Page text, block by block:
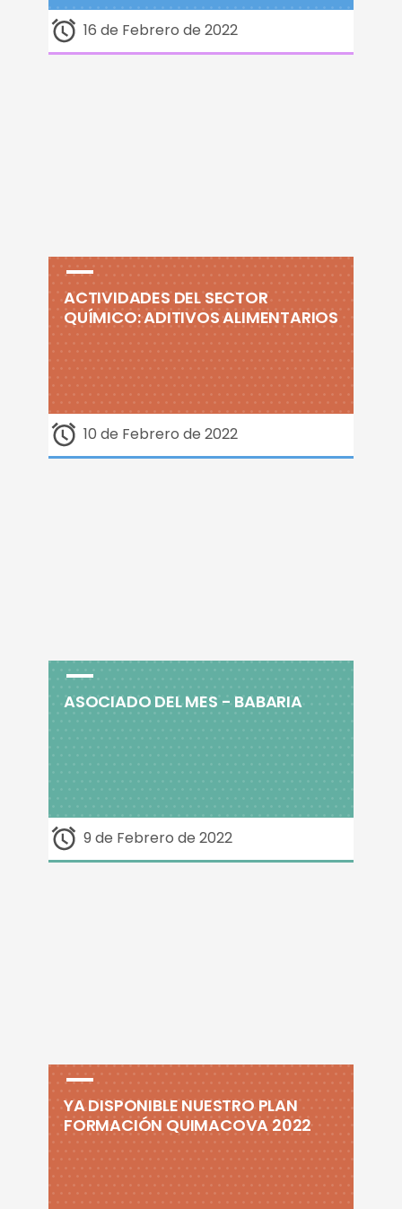
16 de Febrero de 2022
ACTIVIDADES DEL SECTOR
QUÍMICO: ADITIVOS ALIMENTARIOS
10 de Febrero de 2022
ASOCIADO DEL MES - BABARIA
9 de Febrero de 2022
YA DISPONIBLE NUESTRO PLAN
FORMACIÓN QUIMACOVA 2022